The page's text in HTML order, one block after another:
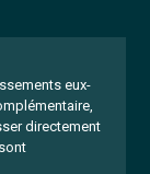
eux-
directement